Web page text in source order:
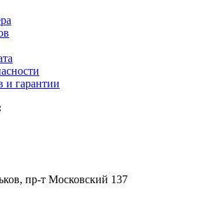
и гарантии
пр-т Московский 137